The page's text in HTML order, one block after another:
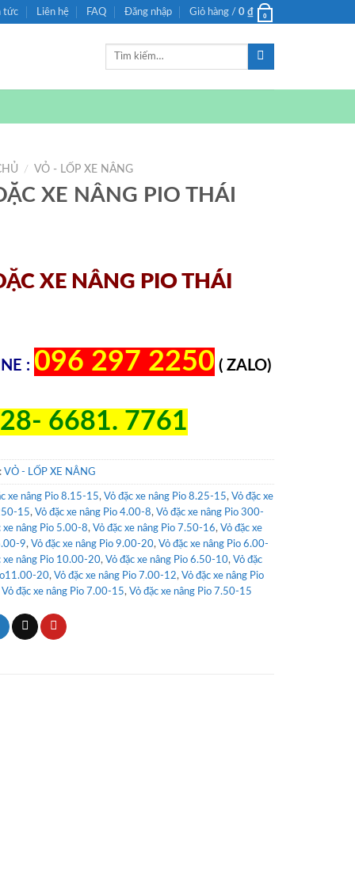
tức Liên hệ FAQ Đăng nhập Giỏ hàng / 0 ₫ 0
Tìm
/ VỎ - LỐP XE NÂNG
XE NÂNG PIO THÁI
XE NÂNG PIO THÁI
: 096 297 2250 ( ZALO)
6681. 7761
VỎ - LỐP XE NÂNG
xe nâng Pio 8.15-15, Vỏ đặc xe nâng Pio 8.25-15, Vỏ đặc xe
15, Vỏ đặc xe nâng Pio 4.00-8, Vỏ đặc xe nâng Pio 300-
xe nâng Pio 5.00-8, Vỏ đặc xe nâng Pio 7.50-16, Vỏ đặc xe
9, Vỏ đặc xe nâng Pio 9.00-20, Vỏ đặc xe nâng Pio 6.00-
xe nâng Pio 10.00-20, Vỏ đặc xe nâng Pio 6.50-10, Vỏ đặc
20, Vỏ đặc xe nâng Pio 7.00-12, Vỏ đặc xe nâng Pio
Vỏ đặc xe nâng Pio 7.00-15, Vỏ đặc xe nâng Pio 7.50-15